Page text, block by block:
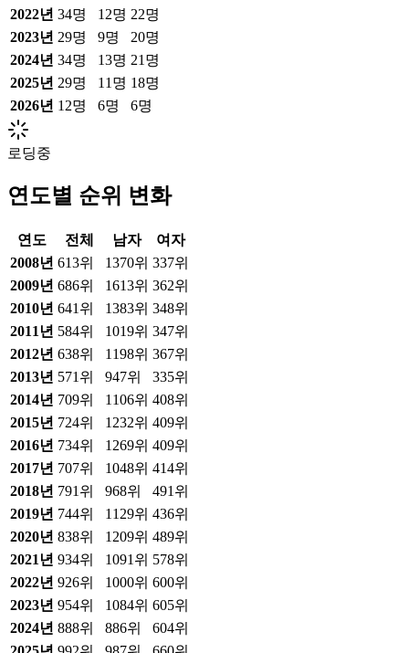
2022년 34명 12명 22명
2023년 29명 9명 20명
2024년 34명 13명 21 명
2025년 29명 11 명 18명
2026년 12명 6명 6명
로딩중
연도별 순위 변화
연도 전체 남자
여자
2008년 613위 1370위 337위
2009년 686위 1613위 362위
2010년 641위 1383위 348위
2011 년 584위 1019위 347위
2012년 638위 1198위 367위
2013년 571위 947위
335위
2014년 709위 1106위 408위
2015년 724위 1232위 409위
2016년 734위 1269위 409위
2017년 707위 1048위 414위
2018년 791위 968위
491위
2019년 744위 1129위 436위
2020년 838위 1209위 489위
2021 년 934위 1091위 578위
2022년 926위 1000위 600위
2023년 954위 1084위 605위
2024년 888위 886위
604위